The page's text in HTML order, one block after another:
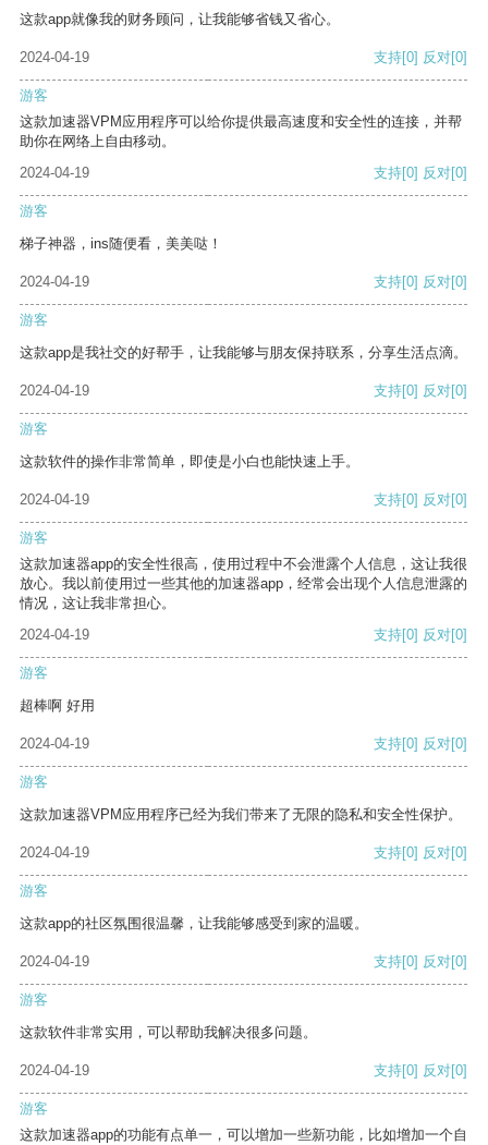
这款app就像我的财务顾问，让我能够省钱又省心。
2024-04-19 支持[0] 反对[0]
游客
这款加速器VPM应用程序可以给你提供最高速度和安全性的连接，并帮
助你在网络上自由移动。
2024-04-19
支持[0] 反对[0]
游客
梯子神器，ins随便看，美美哒！
2024-04-19 支持[0] 反对[0]
游客
这款app是我社交的好帮手，让我能够与朋友保持联系，分享生活点滴。
2024-04-19 支持[0] 反对[0]
游客
这款软件的操作非常简单，即使是小白也能快速上手。
2024-04-19 支持[0] 反对[0]
游客
这款加速器app的安全性很高，使用过程中不会泄露个人信息，这让我很
放心。我以前使用过一些其他的加速器app，经常会出现个人信息泄露的
情况，这让我非常担心。
2024-04-19
支持[0] 反对[0]
游客
超棒啊 好用
2024-04-19 支持[0] 反对[0]
游客
这款加速器VPM应用程序已经为我们带来了无限的隐私和安全性保护。
2024-04-19 支持[0] 反对[0]
游客
这款app的社区氛围很温馨，让我能够感受到家的温暖。
2024-04-19 支持[0] 反对[0]
游客
这款软件非常实用，可以帮助我解决很多问题。
2024-04-19 支持[0] 反对[0]
游客
这款加速器app的功能有点单一，可以增加一些新功能，比如增加一个自